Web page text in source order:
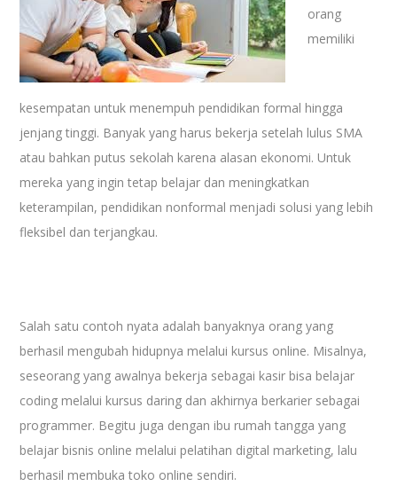
orang
memiliki
kesempatan untuk menempuh pendidikan formal hingga
jenjang tinggi. Banyak yang harus bekerja setelah lulus SMA
atau bahkan putus sekolah karena alasan ekonomi. Untuk
mereka yang ingin tetap belajar dan meningkatkan
keterampilan, pendidikan nonformal menjadi solusi yang lebih
fleksibel dan terjangkau.
Salah satu contoh nyata adalah banyaknya orang yang
berhasil mengubah hidupnya melalui kursus online. Misalnya,
seseorang yang awalnya bekerja sebagai kasir bisa belajar
coding melalui kursus daring dan akhirnya berkarier sebagai
programmer. Begitu juga dengan ibu rumah tangga yang
belajar bisnis online melalui pelatihan digital marketing, lalu
berhasil membuka toko online sendiri.